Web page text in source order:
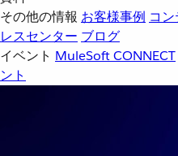
その他の情報 お客様事例 コ
レスセンター ブログ
イベント MuleSoft CONNECT
ント